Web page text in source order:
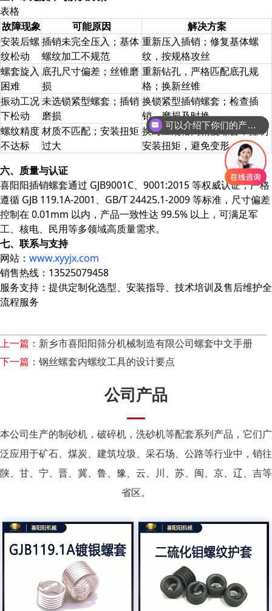
表格
故障现象
可能原因
解决方案
安装后螺
纹松动
插销未完全压入；基体
螺纹加工不规范
重新压入插销；修复基体螺
纹，按规格攻丝
螺套旋入
困难
底孔尺寸偏差；丝锥磨
损
重新钻孔，严格匹配底孔规
格；换新丝锥
振动工况
下松动
未选锁紧型螺套；插销
磨损
换锁紧型插销螺套；检查插
销，磨损及时换
螺纹精度
不达标
材质不匹配；安装扭矩
过大
换对应规格高精度螺套；控制
安装扭矩，避免变形
六、质量与认证
喜阳阳插销螺套通过 GJB9001C、9001:2015 等权威认证，严格
遵循 GJB 119.1A-2001、GB/T 24425.1-2009 等标准，尺寸偏差
控制在 0.01mm 以内，产品一致性达 99.5% 以上，可满足军
工、核电、民用等多领域高质量需求。
七、联系与支持
网站： www.xyyjx.com
销售热线：13525079458
服务支持：提供定制化选型、安装指导、技术培训及售后维护全
流程服务
上一篇： 新乡市喜阳阳筛分机械制造有限公司螺套中文手册
下一篇： 钢丝螺套内螺纹工具的设计要点
公司产品
本公司生产的制砂机，破碎机，洗砂机等配套系列产品，它们广
泛应用于矿石、煤炭、建筑垃圾、采石场、公路等行业中，销往
陕、甘、宁、晋、冀、鲁、豫、云、川、苏、闽、京、辽、吉等
省区。
可以介绍下你们的产品么？